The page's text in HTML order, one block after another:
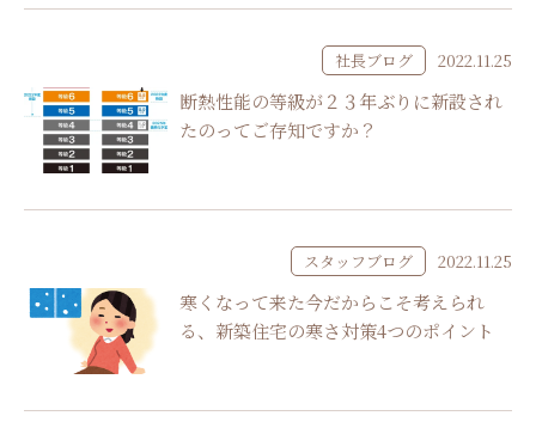
社長ブログ 2022.11.25
断熱性能の等級が２３年ぶりに新設され
たのってご存知ですか？
スタッフブログ 2022.11.25
寒くなって来た今だからこそ考えられ
る、新築住宅の寒さ対策4つのポイント